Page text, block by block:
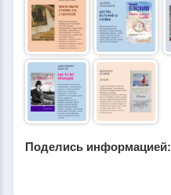
Поделись информацией: